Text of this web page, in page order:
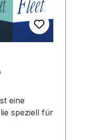
eine
speziell für